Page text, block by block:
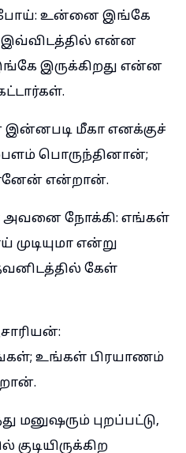
போய்: உன்னை இங்கே
இவ்விடத்தில் என்ன
இருக்கிறது என்ன
மீகா எனக்குச்
பொருந்தினான்;
என்றான்.
அவனை நோக்கி: எங்கள்
என்று
கேள்
உங்கள் பிரயாணம்
மனுஷரும் புறப்பட்டு,